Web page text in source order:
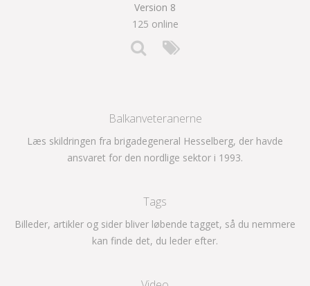
Version 8
125 online
Balkanveteranerne
Læs skildringen fra brigadegeneral Hesselberg, der havde
ansvaret for den nordlige sektor i 1993.
Tags
Billeder, artikler og sider bliver løbende tagget, så du nemmere
kan finde det, du leder efter.